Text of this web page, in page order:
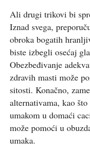
Ali drugi trikovi bi
Iznad svega,
obroka bogatih
biste izbegli osećaj
Obezbeđivanje
zdravih masti može
sitosti. Konačno,
alternativama, kao
umakom u domaći
može pomoći u
umaka.